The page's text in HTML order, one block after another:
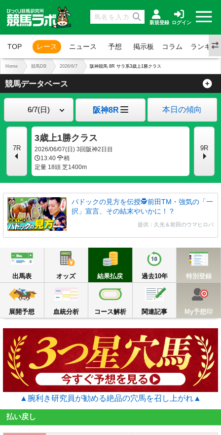
新規登録 ログイン
TOP レース ニュース 予想 掲示板 コラム ランキン
Home 競馬DB 2026/6/7 阪神競馬 8R サラ系3歳上1勝クラス
競馬データベース
阪神8R 本日の傾向
7R
3歳上1勝クラス
2026/06/07(日) 3回阪神2日目
13:40
稍
定量 18頭 芝1400m
9R
パドックの見方を伝授🕵前田TM・強気の「一
択」宣言、その結末やいかに！？
提供：久光＆前田のウマヒロバ
出馬表 オッズ
結果払戻
結果払戻
過去10年
過去10年
特別登録
展開予想
展開予想
血統分析
血統分析
コース解析
コース解析
関連記事
関連記事 My予想印
▲腕利き研究員が勧める絶品の穴馬を召し上がれ▲
払い戻し